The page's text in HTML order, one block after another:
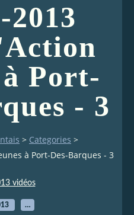
2013
à Port-
- 3
> Categories >
à Port-Des-Barques - 3
vidéos
…